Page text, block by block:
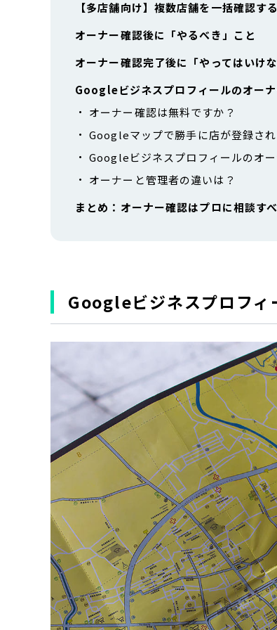
【多店舗向け】複数店舗を一括確認す
オーナー確認後に「やるべき」こと
オーナー確認完了後に「やってはいけ
Googleビジネスプロフィールのオー
オーナー確認は無料ですか？
Googleマップで勝手に店が登録さ
Googleビジネスプロフィールのオ
オーナーと管理者の違いは？
まとめ：オーナー確認はプロに相談す
Googleビジネスプロフィ